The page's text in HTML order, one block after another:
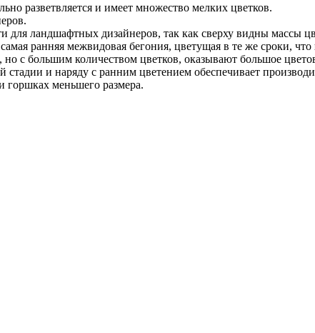
разветвляется и имеет множество мелких цветков.
для ландшафтных дизайнеров, так как сверху видны массы
ранняя межвидовая бегония, цветущая в те же сроки,
большим количеством цветков, оказывают большое
стадии и наряду с ранним цветением обеспечивает
горшках меньшего размера.